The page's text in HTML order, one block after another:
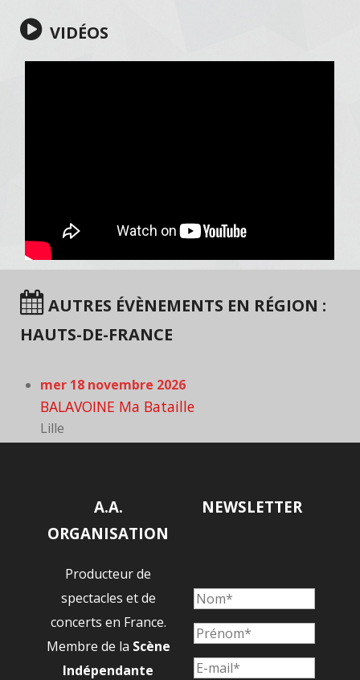
VIDÉOS
AUTRES ÉVÈNEMENTS EN RÉGION :
HAUTS-DE-FRANCE
mer 18 novembre 2026
BALAVOINE Ma Bataille
Lille
A.A.
ORGANISATION
Producteur de
spectacles et de
concerts en France.
Membre de la Scène
Indépendante
NEWSLETTER